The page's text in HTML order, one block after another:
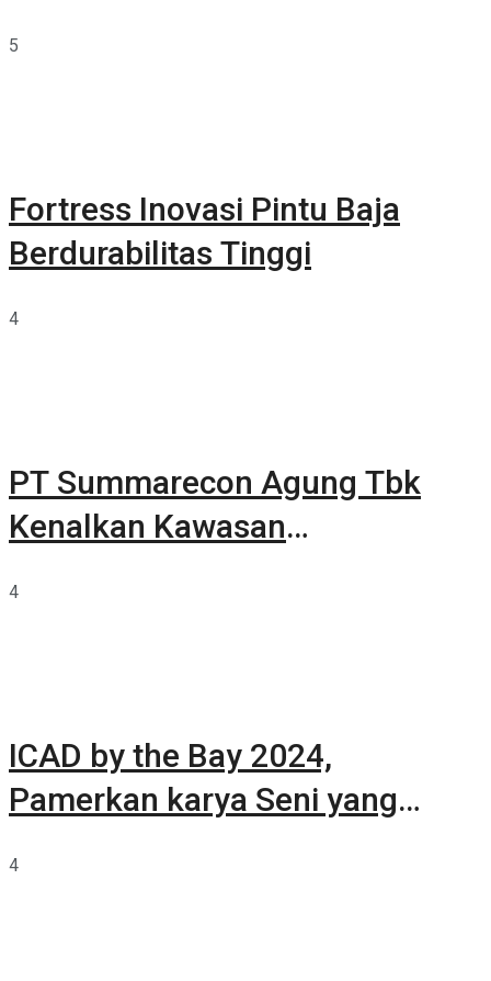
5
Fortress Inovasi Pintu Baja
Berdurabilitas Tinggi
4
PT Summarecon Agung Tbk
Kenalkan Kawasan
4
ICAD by the Bay 2024,
Pamerkan karya Seni yang
4